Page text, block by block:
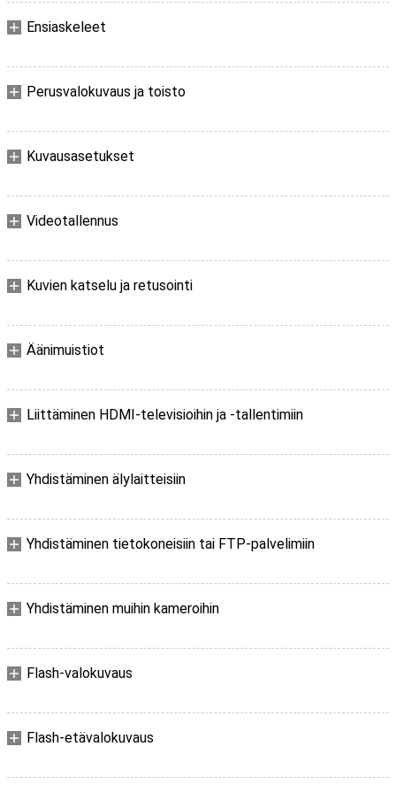
Ensiaskeleet
Perusvalokuvaus ja toisto
Kuvausasetukset
Videotallennus
Kuvien katselu ja retusointi
Äänimuistiot
Liittäminen HDMI-televisioihin ja -tallentimiin
Yhdistäminen älylaitteisiin
Yhdistäminen tietokoneisiin tai FTP-palvelimiin
Yhdistäminen muihin kameroihin
Flash-valokuvaus
Flash-etävalokuvaus